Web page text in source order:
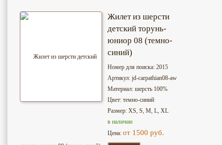
Жилет из шерсти
детский торунь-
юниор 08 (темно-
синий)
Номер для поиска: 2015
Артикул: jd-сarpathian08-aw
Материал: шерсть 100%
Цвет: темно-синий
Размер: XS, S, M, L, XL
в наличии
Цена: от 1500 руб.